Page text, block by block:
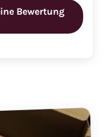
Bewertung